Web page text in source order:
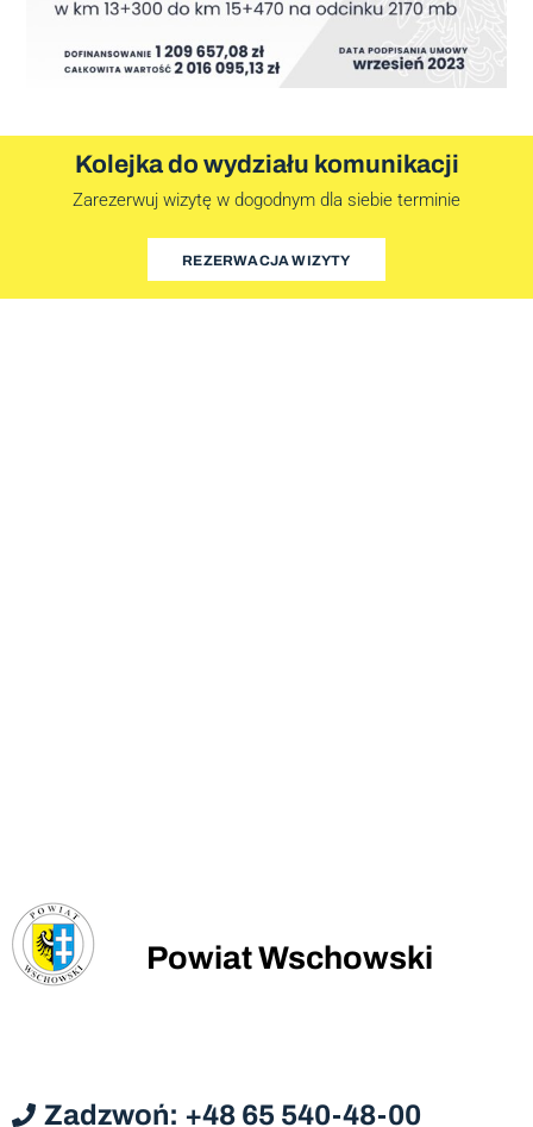
Kolejka do wydziału komunikacji
Zarezerwuj wizytę w dogodnym dla siebie terminie
REZERWACJA WIZYTY
Powiat Wschowski
Zadzwoń: +48 65 540-48-00